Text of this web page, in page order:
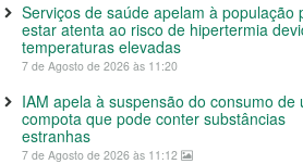
Serviços de saúde apelam à população
estar atenta ao risco de hipertermia
temperaturas elevadas
7 de Agosto de 2026 às 11:20
IAM apela à suspensão do consumo de
compota que pode conter substâncias
estranhas
7 de Agosto de 2026 às 11:12